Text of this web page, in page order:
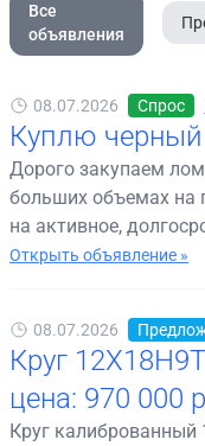
Все
объявления
08.07.2026 Спрос
Куплю
Дорого закупаем
больших объемах на
на активное,
Открыть объявление »
08.07.2026
Круг
цена: 970 000
Круг калиброванный